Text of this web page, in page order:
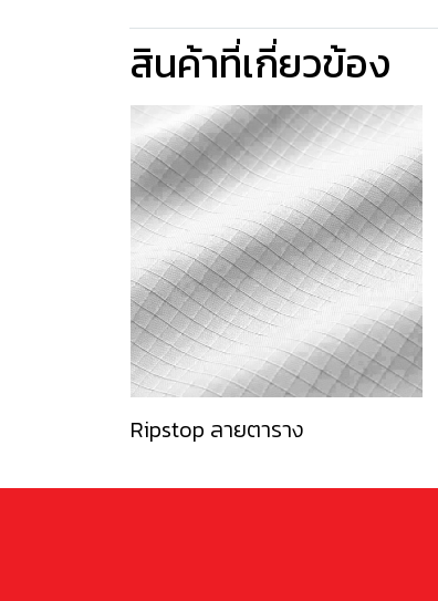
สินค้าที่เกี่ยวข้อง
Ripstop ลายตาราง